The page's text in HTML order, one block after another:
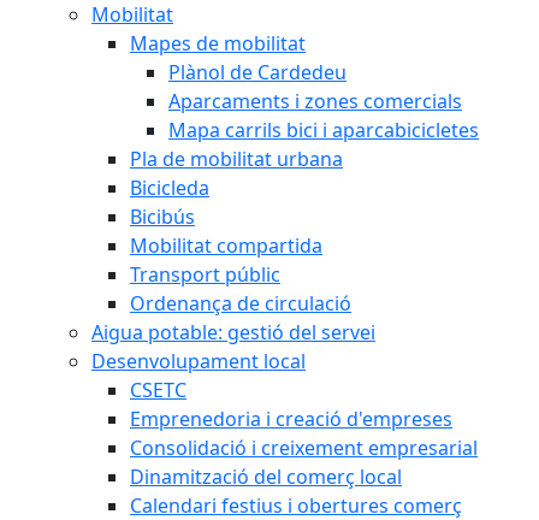
Mobilitat
Mapes de mobilitat
Plànol de Cardedeu
Aparcaments i zones comercials
Mapa carrils bici i aparcabicicletes
Pla de mobilitat urbana
Bicicleda
Bicibús
Mobilitat compartida
Transport públic
Ordenança de circulació
Aigua potable: gestió del servei
Desenvolupament local
CSETC
Emprenedoria i creació d'empreses
Consolidació i creixement empresarial
Dinamització del comerç local
Calendari festius i obertures comerç